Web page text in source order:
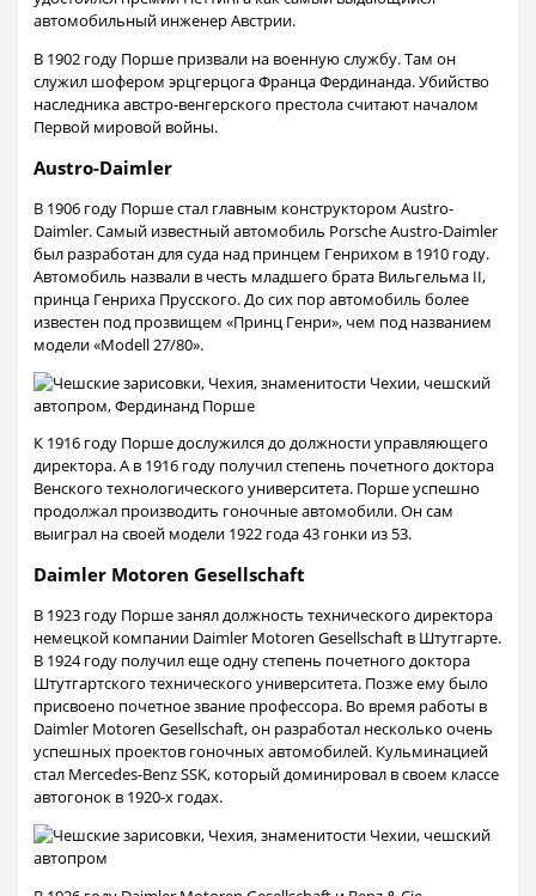
автомобильный инженер Австрии.
В 1902 году Порше призвали на военную службу. Там он
служил шофером эрцгерцога Франца Фердинанда. Убийство
наследника австро-венгерского престола считают началом
Первой мировой войны.
Austro-Daimler
В 1906 году Порше стал главным конструктором Austro-
Daimler. Самый известный автомобиль Porsche Austro-Daimler
был разработан для суда над принцем Генрихом в 1910 году.
Автомобиль назвали в честь младшего брата Вильгельма II,
принца Генриха Прусского. До сих пор автомобиль более
известен под прозвищем «Принц Генри», чем под названием
модели «Modell 27/80».
К 1916 году Порше дослужился до должности управляющего
директора. А в 1916 году получил степень почетного доктора
Венского технологического университета. Порше успешно
продолжал производить гоночные автомобили. Он сам
выиграл на своей модели 1922 года 43 гонки из 53.
Daimler Motoren Gesellschaft
В 1923 году Порше занял должность технического директора
немецкой компании Daimler Motoren Gesellschaft в Штутгарте.
В 1924 году получил еще одну степень почетного доктора
Штутгартского технического университета. Позже ему было
присвоено почетное звание профессора. Во время работы в
Daimler Motoren Gesellschaft, он разработал несколько очень
успешных проектов гоночных автомобилей. Кульминацией
стал Mercedes-Benz SSK, который доминировал в своем классе
автогонок в 1920-х годах.